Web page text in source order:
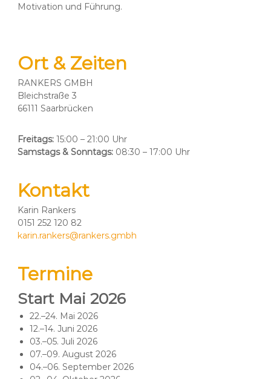
Motivation und Führung.
Ort & Zeiten
RANKERS GMBH
Bleichstraße 3
66111 Saarbrücken
Freitags:15:00 – 21:00 Uhr
Samstags & Sonntags:08:30 – 17:00 Uhr
Kontakt
Karin Rankers
0151 252 120 82
karin.rankers@rankers.gmbh
Termine
Start Mai 2026
22.–24. Mai 2026
12.–14. Juni 2026
03.–05. Juli 2026
07.–09. August 2026
04.–06. September 2026